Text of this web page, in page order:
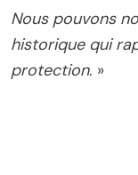
Nous pouvons
historique qui
protection. »